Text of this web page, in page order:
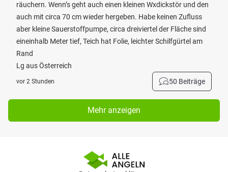
räuchern. Wenn’s geht auch einen kleinen Wxdickstör und den
auch mit circa 70 cm wieder hergeben. Habe keinen Zufluss
aber kleine Sauerstoffpumpe, circa dreiviertel der Fläche sind
eineinhalb Meter tief, Teich hat Folie, leichter Schilfgürtel am
Rand
Lg aus Österreich
vor 2 Stunden 50 Beiträge
Mehr anzeigen